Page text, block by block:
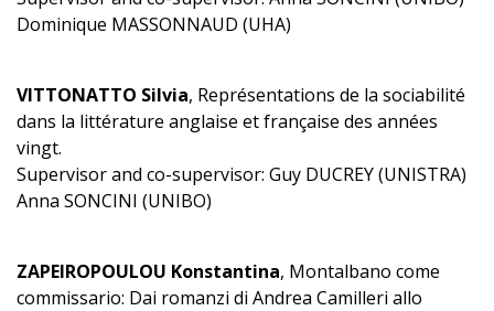
Dominique MASSONNAUD (UHA)
VITTONATTO Silvia, Représentations de la sociabilité
dans la littérature anglaise et française des années
vingt.
Supervisor and co-supervisor: Guy DUCREY (UNISTRA)
Anna SONCINI (UNIBO)
ZAPEIROPOULOU Konstantina, Montalbano come
commissario: Dai romanzi di Andrea Camilleri allo